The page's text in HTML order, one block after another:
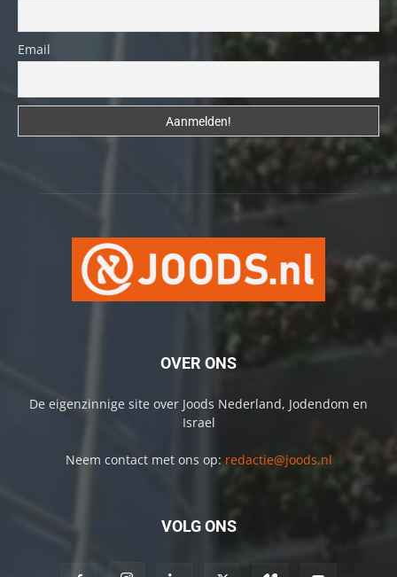
Email
OVER ONS
De eigenzinnige site over Joods Nederland, Jodendom en
Israel
Neem contact met ons op: redactie@joods.nl
VOLG ONS